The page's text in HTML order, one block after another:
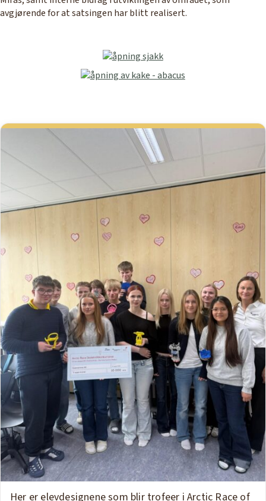
avgjørende for at satsingen har blitt realisert.
Her er elevdesignene som blir trofeer i Arctic Race of